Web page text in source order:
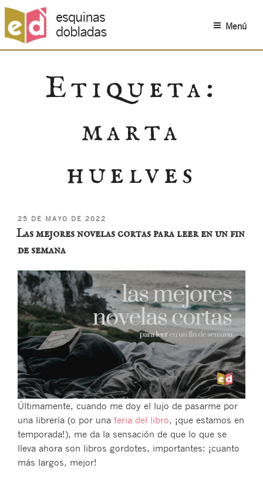
Menú
Etiqueta:
marta
huelves
PUBLICADO
EL
25 DE MAYO DE 2022
Las mejores novelas cortas para leer en un fin
de semana
Últimamente, cuando me doy el lujo de pasarme por
una librería (o por una feria del libro, ¡que estamos en
temporada!), me da la sensación de que lo que se
lleva ahora son libros gordotes, importantes: ¡cuanto
más largos, mejor!